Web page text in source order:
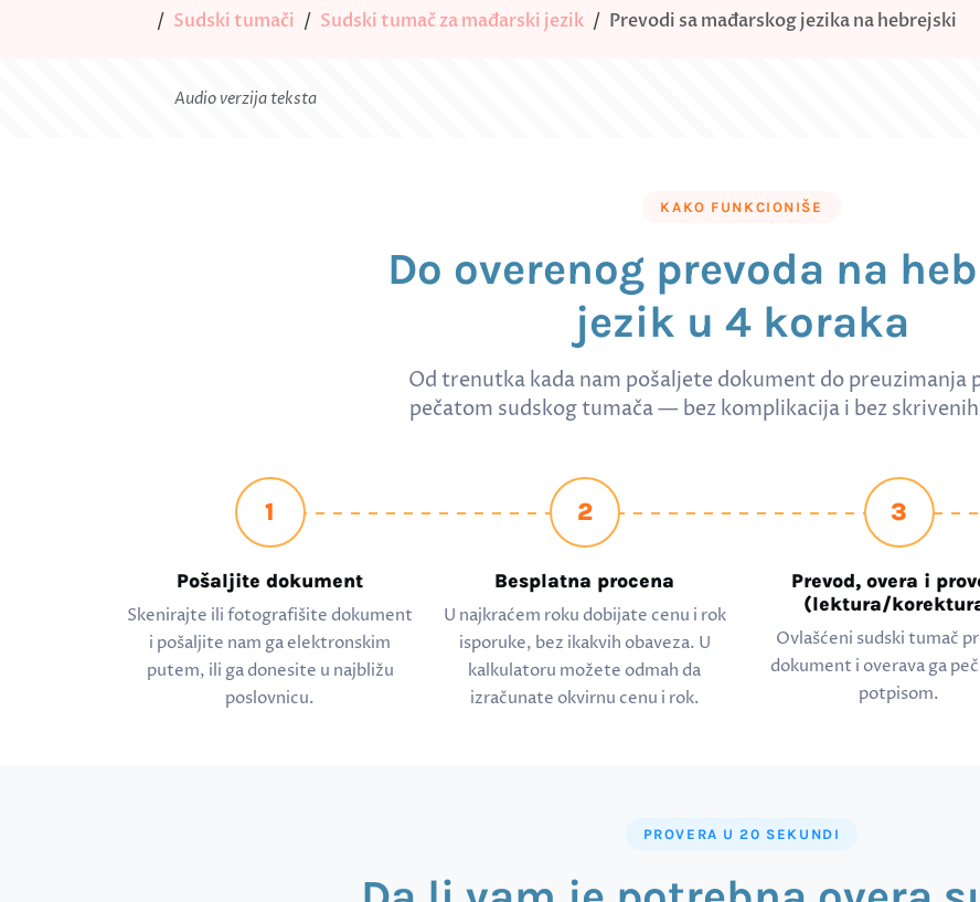
Sudski tumači Sudski tumač za mađarski jezik Prevodi sa mađarskog jezika na hebrejski
Audio verzija teksta
KAKO FUNKCIONIŠE
Do overenog prevoda na
jezik u 4 koraka
Od trenutka kada nam pošaljete dokument do preuzimanja
pečatom sudskog tumača — bez komplikacija i bez
1
Pošaljite dokument
Skenirajte ili fotografišite dokument
i pošaljite nam ga elektronskim
putem, ili ga donesite u najbližu
poslovnicu.
2
Besplatna procena
U najkraćem roku dobijate cenu i rok
isporuke, bez ikakvih obaveza. U
kalkulatoru možete odmah da
izračunate okvirnu cenu i rok.
3
Prevod, overa i
(lektura/
Ovlašćeni sudski tumač
dokument i overava ga
potpisom.
PROVERA U 20 SEKUNDI